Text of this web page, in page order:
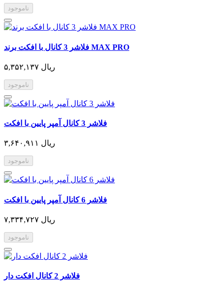
ناموجود
فلاشر 3 کانال با افکت برند MAX PRO
۵,۳۵۲,۱۳۷ ریال
ناموجود
فلاشر 3 کانال آمپر پایین با افکت
۳,۶۴۰,۹۱۱ ریال
ناموجود
فلاشر 6 کانال آمپر پایین با افکت
۷,۳۳۴,۷۲۷ ریال
ناموجود
فلاشر 2 کانال افکت دار